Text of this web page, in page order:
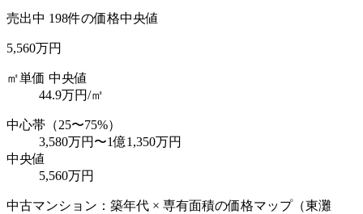
売出中 198件の価格中央値
5,560万円
㎡単価 中央値
44.9万円/㎡
中心帯（25〜75%）
3,580万円 〜1億1,350万円
中央値
5,560万円
中古マンション：築年代 × 専有面積の価格マップ（東灘